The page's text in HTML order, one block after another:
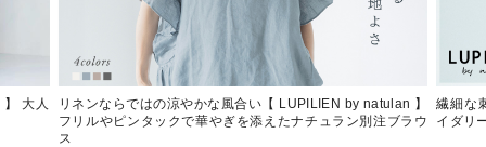
大人
リネンならではの涼やかな風合い【 LUPILIEN by natulan 】
フリルやピンタックで華やぎを添えたナチュラン別注ブラウ
ス
繊細な
イダリ